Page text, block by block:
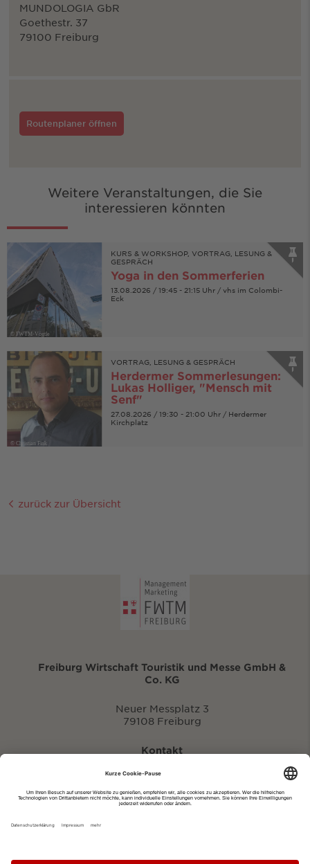
MUNDOLOGIA GbR
Goethestr. 37
79100 Freiburg
Routenplaner öffnen
Weitere Veranstaltungen, die Sie
interessieren könnten
© FWTM-Vögtle
KURS & WORKSHOP, VORTRAG, LESUNG &
GESPRÄCH
Yoga in den Sommerferien
13.08.2026 / 19:45 - 21:15 Uhr / vhs im Colombi-
Eck
© Christian Fink
VORTRAG, LESUNG & GESPRÄCH
Herdermer Sommerlesungen:
Lukas Holliger, "Mensch mit
Senf"
27.08.2026 / 19:30 - 21:00 Uhr / Herdermer
Kirchplatz
zurück zur Übersicht
Freiburg Wirtschaft Touristik und Messe GmbH &
Co. KG
Neuer Messplatz 3
79108 Freiburg
Kontakt
eventportal@fwtm.de